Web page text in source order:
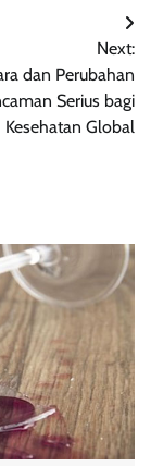
Next:
dan Perubahan
Serius bagi
Kesehatan Global